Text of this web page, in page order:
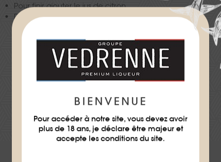
Pour finir ajouter le jus de citron.
Décorer d'une tranche d'ananas.
Difficulté
★
BIENVENUE
Pour accéder à notre site, vous devez avoir
plus de 18 ans, je déclare être majeur et
accepte les conditions du site.